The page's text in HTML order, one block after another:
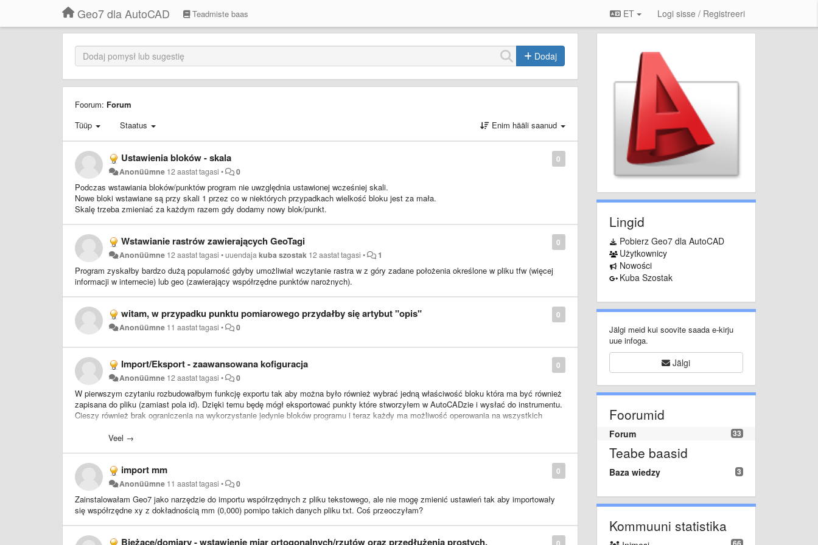
Geo7 dla AutoCAD Teadmiste baas ET Logi sisse / Registreeri
Dodaj
Foorum: Forum
Tüüp
Staatus Enim hääli saanud
0
Ustawienia bloków - skala
Anonüümne 12 aastat tagasi • 0
Podczas wstawiania bloków/punktów program nie uwzględnia ustawionej wcześniej skali.
Nowe bloki wstawiane są przy skali 1 przez co w niektórych przypadkach wielkość bloku jest za mała.
Skalę trzeba zmieniać za każdym razem gdy dodamy nowy blok/punkt.
0
Wstawianie rastrów zawierających GeoTagi
Anonüümne 12 aastat tagasi •uuendajakuba szostak 12 aastat tagasi • 1
Program zyskałby bardzo dużą popularność gdyby umożliwiał wczytanie rastra w z góry zadane położenia określone w pliku tfw (więcej
informacji w internecie) lub geo (zawierający współrzędne punktów narożnych).
0
witam, w przypadku punktu pomiarowego przydałby się artybut "opis"
Anonüümne 11 aastat tagasi • 0
0
Import/Eksport - zaawansowana kofiguracja
Anonüümne 12 aastat tagasi • 0
W pierwszym czytaniu rozbudowałbym funkcję exportu tak aby można było również wybrać jedną właściwość bloku która ma być również
zapisana do pliku (zamiast pola id). Dzięki temu będę mógł eksportować punkty które stworzyłem w AutoCADzie i wysłać do instrumentu.
Cieszy również brak ograniczenia na wykorzystanie jedynie bloków programu i teraz każdy ma możliwość operowania na wszystkich
traktować jako NUMER - będzie to przydatne jeśli program zostanie rozbudowany o jakieś funkcje obliczeniowe.
W moich próbach program ładnie przypisywał ID (odczytane z pliku) do atrybutu numer w blokach, ale czy jest możliwość aby program
wyświetlał wszystkie atrybuty bloku i użytkownik mógł wybrać do którego pola przypisać ID lub inną dowolną kolumnę z pliku txt.
Analogiczna sytuacja przy eksportach.
Veel →
0
import mm
Anonüümne 11 aastat tagasi • 0
Zainstalowałam Geo7 jako narzędzie do importu współrzędnych z pliku tekstowego, ale nie mogę zmienić ustawień tak aby importowały
się współrzędne xy z dokładnością mm (0,000) pomipo takich danych pliku txt. Coś przeoczyłam?
Bieżące/domiary - wstawienie miar ortogonalnych/rzutów oraz przedłużenia prostych.
Lingid
Pobierz Geo7 dla AutoCAD
Użytkownicy
Nowości
Kuba Szostak
Jälgi meid kui soovite saada e-kirju
uue infoga.
Jälgi
Foorumid
33
Forum
Teabe baasid
3
Baza wiedzy
Kommuuni statistika